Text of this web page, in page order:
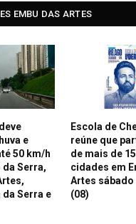
EMBU DAS ARTES
e
50 km/h
da Serra,
da Serra e
Escola de
reúne que
de mais de
cidades em
Artes sábado
(08)